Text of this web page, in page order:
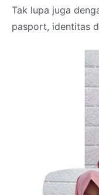
Tak lupa juga
pasport, identitas